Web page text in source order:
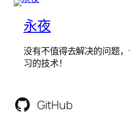
永夜
没有不值得去解决的问题
习的技术！
GitHub